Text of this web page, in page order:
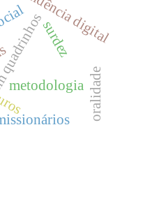
metodologia oralidade
surdez